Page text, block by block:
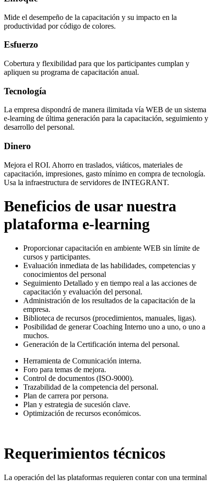
Mide el desempeño de la capacitación y su impacto en la
productividad por código de colores.
Esfuerzo
Cobertura y flexibilidad para que los participantes cumplan y
apliquen su programa de capacitación anual.
Tecnología
La empresa dispondrá de manera ilimitada vía WEB de un sistema
e-learning de última generación para la capacitación, seguimiento y
desarrollo del personal.
Dinero
Mejora el ROI. Ahorro en traslados, viáticos, materiales de
capacitación, impresiones, gasto mínimo en compra de tecnología.
Usa la infraestructura de servidores de INTEGRANT.
Beneficios de usar nuestra
plataforma e-learning
Proporcionar capacitación en ambiente WEB sin límite de
cursos y participantes.
Evaluación inmediata de las habilidades, competencias y
conocimientos del personal
Seguimiento Detallado y en tiempo real a las acciones de
capacitación y evaluación del personal.
Administración de los resultados de la capacitación de la
empresa.
Biblioteca de recursos (procedimientos, manuales, ligas).
Posibilidad de generar Coaching Interno uno a uno, o uno a
muchos.
Generación de la Certificación interna del personal.
Herramienta de Comunicación interna.
Foro para temas de mejora.
Control de documentos (ISO-9000).
Trazabilidad de la competencia del personal.
Plan de carrera por persona.
Plan y estrategia de sucesión clave.
Optimización de recursos económicos.
Requerimientos técnicos
La operación del las plataformas requieren contar con una terminal